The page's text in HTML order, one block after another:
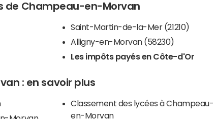
de Champeau-en-Morvan
Saint-Martin-de-la-Mer (21210)
Alligny-en-Morvan (58230)
Les impôts payés en Côte-d'Or
: en savoir plus
Classement des lycées à Champeau-
en-Morvan